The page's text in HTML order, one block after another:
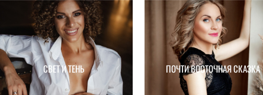
СВЕТ И ТЕНЬ ПОЧТИ ВОСТОЧНАЯ СКАЗКА